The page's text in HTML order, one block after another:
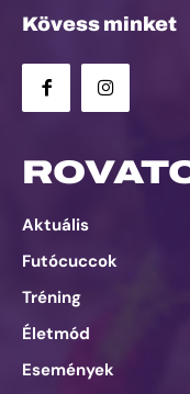
Kövess minket
Aktuális
Futócuccok
Tréning
Életmód
Események